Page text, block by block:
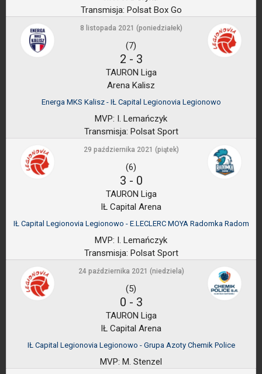
Transmisja: Polsat Box Go
8 listopada 2021 (poniedziałek)
(7)
2 - 3
TAURON Liga
Arena Kalisz
Energa MKS Kalisz - IŁ Capital Legionovia Legionowo
MVP: I. Lemańczyk
Transmisja: Polsat Sport
29 października 2021 (piątek)
(6)
3 - 0
TAURON Liga
IŁ Capital Arena
IŁ Capital Legionovia Legionowo - E.LECLERC MOYA Radomka Radom
MVP: I. Lemańczyk
Transmisja: Polsat Sport
24 października 2021 (niedziela)
(5)
0 - 3
TAURON Liga
IŁ Capital Arena
IŁ Capital Legionovia Legionowo - Grupa Azoty Chemik Police
MVP: M. Stenzel